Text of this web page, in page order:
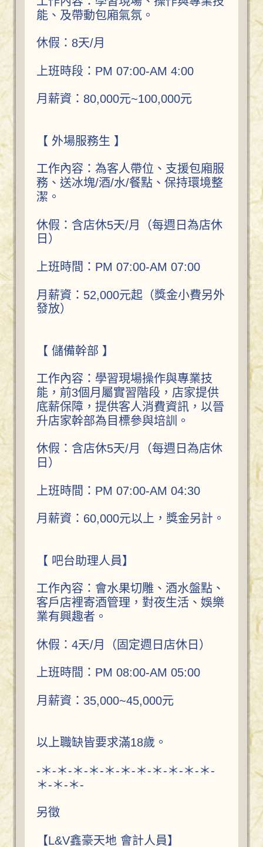
能、及帶動包廂氣氛。
休假：8天/月
上班時段：PM 07:00-AM 4:00
月薪資：80,000元~100,000元
【 外場服務生 】
工作內容：為客人帶位、支援包廂服
務、送冰塊/酒/水/餐點、保持環境整
潔。
休假：含店休5天/月（每週日為店休
日）
上班時間：PM 07:00-AM 07:00
月薪資：52,000元起（獎金小費另外
發放）
【 儲備幹部 】
工作內容：學習現場操作與專業技
能，前3個月屬實習階段，店家提供
底薪保障，提供客人消費資訊，以晉
升店家幹部為目標參與培訓。
休假：含店休5天/月（每週日為店休
日）
上班時間：PM 07:00-AM 04:30
月薪資：60,000元以上，獎金另計。
【 吧台助理人員】
工作內容：會水果切雕、酒水盤點、
客戶店裡寄酒管理，對夜生活、娛樂
業有興趣者。
休假：4天/月（固定週日店休日）
上班時間：PM 08:00-AM 05:00
月薪資：35,000~45,000元
以上職缺皆要求滿18歲。
-＊-＊-＊-＊-＊-＊-＊-＊-＊-＊-＊-
＊-＊-＊-
另徵
【L&V鑫豪天地 會計人員】